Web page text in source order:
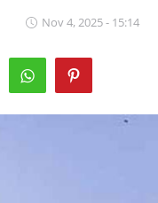
Nov 4, 2025 - 15:14